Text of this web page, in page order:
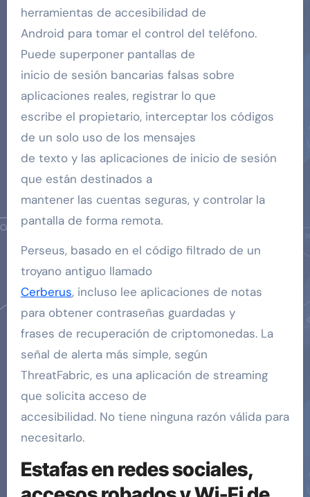
herramientas de accesibilidad de
Android para tomar el control del teléfono.
Puede superponer pantallas de
inicio de sesión bancarias falsas sobre
aplicaciones reales, registrar lo que
escribe el propietario, interceptar los códigos
de un solo uso de los mensajes
de texto y las aplicaciones de inicio de sesión
que están destinados a
mantener las cuentas seguras, y controlar la
pantalla de forma remota.
Perseus, basado en el código filtrado de un
troyano antiguo llamado
Cerberus, incluso lee aplicaciones de notas
para obtener contraseñas guardadas y
frases de recuperación de criptomonedas. La
señal de alerta más simple, según
ThreatFabric, es una aplicación de streaming
que solicita acceso de
accesibilidad. No tiene ninguna razón válida para
necesitarlo.
Estafas en redes sociales,